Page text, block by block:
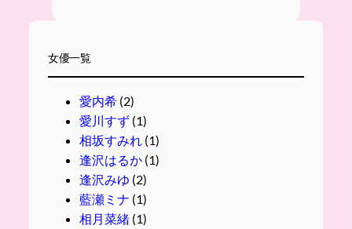
女優一覧
愛内希(2)
愛川すず(1)
相坂すみれ (1)
逢沢はるか(1)
逢沢みゆ (2)
藍瀬ミナ (1)
相月菜緒(1)